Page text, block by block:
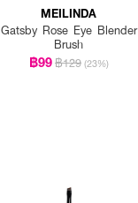
MEILINDA
Gatsby Rose Eye Blender
Brush
฿99฿129 (23%)